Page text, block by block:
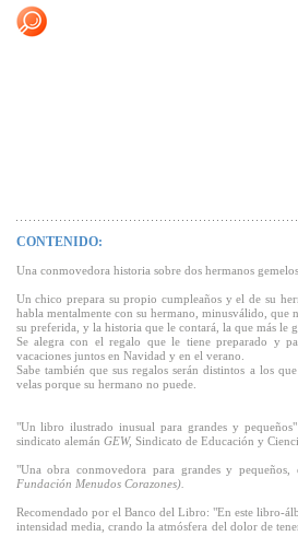
CONTENIDO:
Una conmovedora historia sobre dos hermanos
Un chico prepara su propio cumpleaños y el de su
habla mentalmente con su hermano, minusválido, que
su preferida, y la historia que le contará, la que más le
Se alegra con el regalo que le tiene preparado y
vacaciones juntos en Navidad y en el verano.
Sabe también que sus regalos serán distintos a los
velas porque su hermano no puede.
"Un libro ilustrado inusual para grandes y
sindicato alemán GEW, Sindicato de Educación y
"Una obra conmovedora para grandes y pequeños,
Fundación Menudos Corazones).
Recomendado por el Banco del Libro: "En este libro-
intensidad media, crando la atmósfera del dolor de